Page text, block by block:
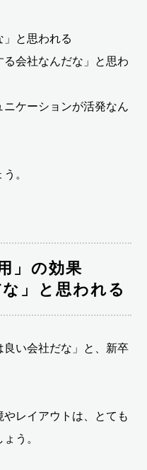
」と思われる
る会社なんだな」と思わ
ニケーションが活発なん
。
」の効果
」と思われる
い会社だな」と、新卒
レイアウトは、とても
う。